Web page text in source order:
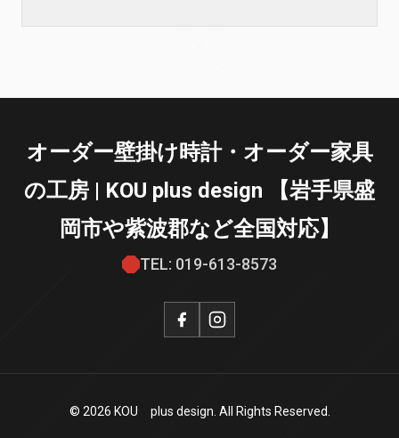
オーダー壁掛け時計・オーダー家具
の工房 | KOU plus design 【岩手県盛
岡市や紫波郡など全国対応】
TEL: 019-613-8573
© 2026 KOU plus design. All Rights Reserved.